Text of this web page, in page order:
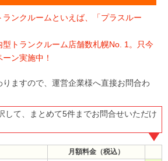
ンクルームといえば、「プラスルー
トランクルーム店舗数札幌No. 1。只今
ン実施中！
ますので、運営企業様へ直接お問合わ
して、まとめて5件までお問合せいただけ
月額料金（税込）